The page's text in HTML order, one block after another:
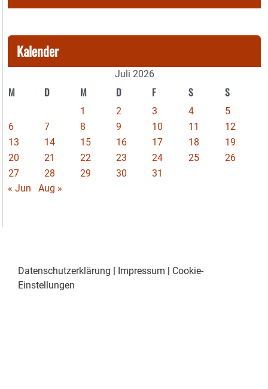
Kalender
Juli 2026
M D M D F S S
1 2 3 4
5
6
7 8 9 10 11
12
13
14 15 16 17 18
19
20
21 22 23 24 25
26
27
28 29 30
31
« Jun
Aug »
Datenschutzerklärung Impressum
Cookie-
Einstellungen